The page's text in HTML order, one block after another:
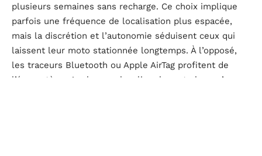
plusieurs semaines sans recharge. Ce choix implique
parfois une fréquence de localisation plus espacée,
mais la discrétion et l’autonomie séduisent ceux qui
laissent leur moto stationnée longtemps. À l’opposé,
les traceurs Bluetooth ou Apple AirTag profitent de
l’écosystème Apple pour localiser la moto lorsqu’un